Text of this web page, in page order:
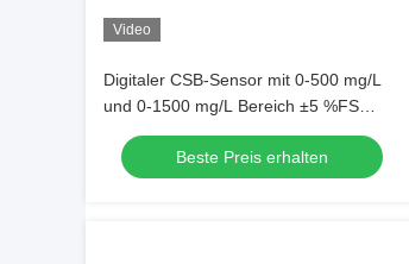
Video
Digitaler CSB-Sensor mit 0-500 mg/L
und 0-1500 mg/L Bereich ±5 %FS
Genauigkeit für die
Wasserqualitätsüberwachung
Beste Preis erhalten